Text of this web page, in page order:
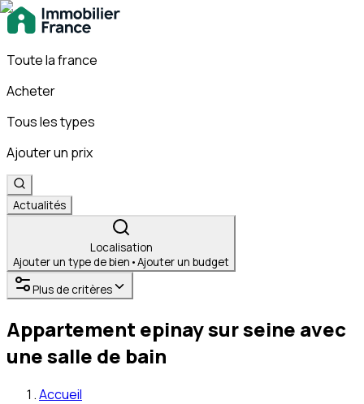
Toute la france
Acheter
Tous les types
Ajouter un prix
Actualités
Localisation
Ajouter un type de bien •Ajouter un budget
Plus de critères
Appartement epinay sur seine avec
une salle de bain
Accueil